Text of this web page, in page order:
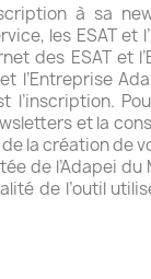
à sa
les ESAT et
des ESAT et
et la
la création de
de l’Adapei du
de l’outil